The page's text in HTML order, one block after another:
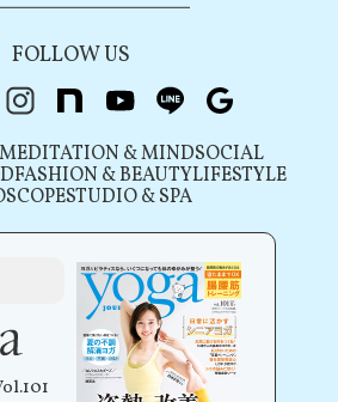
FOLLOW US
（旧Twitter）
instagram
note youtubeline
& MINDSOCIAL
FASHION & BEAUTYLIFESTYLE
STUDIO & SPA